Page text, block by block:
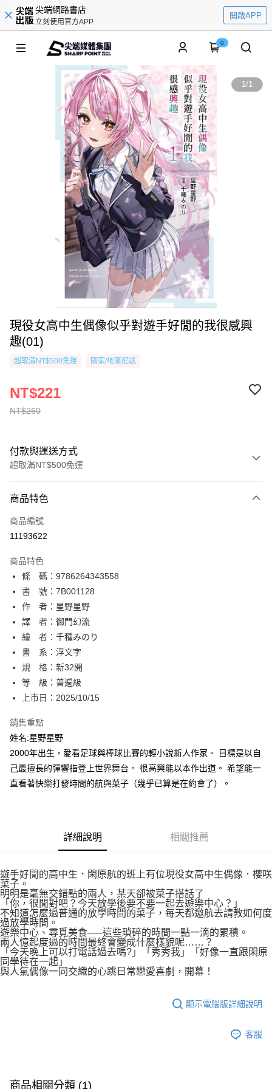
尖端網路書店
立刻使用官方APP
開啟APP
0
1/1
現役女高中生偶像似乎對遊手好閒的我很感興
趣(01)
超取滿NT$500免運 國家/地區配送
NT$260
NT$221
付款與運送方式
超取滿NT$500免運
信用卡一次付款
超商取貨付款
相關說明
【關於「AFTEE先享後付」】
AFTEE先享後付是「在收到商品之後才付款」的支付方式。 讓您購物簡單
便利好安心！
１．簡單：不需註冊會員、不需綁卡、不需儲值。
２．便利：只要手機號碼，簡訊認證，即可結帳。
３．安心：先確認商品／服務後，再付款。
【「AFTEE先享後付」結帳流程】
１．於結帳方式選擇「AFTEE先享後付」後，將跳轉至「AFTEE先享後付」
結帳頁面，進行簡訊認證並確認金額後，即可完成結帳。
２．訂單成立數日內，您將收到繳費通知簡訊。
３．收到繳費通知簡訊後14天內，點擊此簡訊中的連結，可透過四大超商／
※ 請注意：結帳手續完成當下不需立刻繳費，但若您需要取消訂單，請聯絡
購買商品的店家。未經商家同意取消之訂單仍視為有效，需透過AFTEE先享
後付繳納相關費用。
※ 交易是否成功請以「AFTEE先享後付 」之結帳頁面顯示為準，若有關於
是否繳費成功／繳費後需取消欲退款等相關疑問，請聯繫「AFTEE先享後付
權轉讓予恩沛科技股份有限公司。
２．關於個人資料處理事宜，請瀏覽以下網址：
https://aftee.tw/terms/#terms3
「AFTEE先享後付」，若未經同意申辦者引起之損失，本公司不負相關責
任。
４．使用「AFTEE先享後付」時，將依據個別帳號之用戶狀況，依本公司即
時審查核予不同之上限額度；若仍有額度不足之情形，本公司將視審查結果
請求用戶進行身份認證。
５．嚴禁一人註冊多個帳號或使用他人資訊註冊。若發現惡意使用之情形，
恩沛科技股份有限公司將有權停止該用戶之使用額度並採取法律行動。
ATM付款
運送方式
全家取貨付款
每筆NT$80，滿NT$500(含以上)免運費
付款後全家取貨
每筆NT$80，滿NT$500(含以上)免運費
每筆NT$80，滿NT$500(含以上)免運費
付款後萊爾富取貨
每筆NT$80，滿NT$500(含以上)免運費
付款後7-11取貨
每筆NT$80，滿NT$500(含以上)免運費
宅配
每筆NT$100，滿NT$800(含以上)免運費
國家/地區配送 查看運費
商品特色
商品編號
11193622
商品特色
條 碼：9786264343558
書 號：7B001128
作 者：星野星野
譯 者：御門幻流
繪 者：千種みのり
書 系：浮文字
規 格：新32開
等 級：普遍級
上市日：2025/10/15
銷售重點
姓名:星野星野
2000年出生，愛看足球與棒球比賽的輕小說新人作家。 目標是以自
己最擅長的彈響指登上世界舞台。 很高興能以本作出道。 希望能一
直看著快樂打發時間的航與菜子（幾乎已算是在約會了）。
詳細說明 相關推薦
遊手好閒的高中生．閑原航的班上有位現役女高中生偶像．櫻咲
菜子。
明明是毫無交錯點的兩人，某天卻被菜子搭話了
「你，很閒對吧？今天放學後要不要一起去遊樂中心？」
不知道怎麼過普通的放學時間的菜子，每天都邀航去請教如何度
過放學時間。
遊樂中心、尋覓美食—–這些瑣碎的時間一點一滴的累積。
兩人憶起度過的時間最終會變成什麼樣貌呢……？
「今天晚上可以打電話過去嗎?」「秀秀我」「好像一直跟閑原
同學待在一起」
與人氣偶像一同交織的心跳日常戀愛喜劇，開幕！
顯示電腦版詳細說明
客服
商品相關分類 (1)